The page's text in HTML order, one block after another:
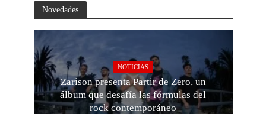
Novedades
NOTICIAS
Zarison presenta Partir de Zero, un
álbum que desafía las fórmulas del
rock contemporáneo